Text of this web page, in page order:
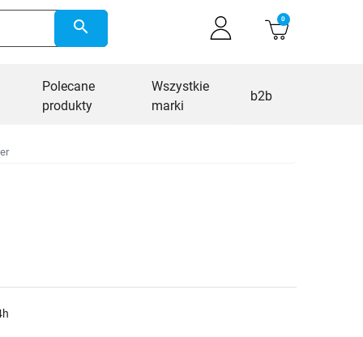
search 0
Polecane
produkty
Wszystkie
marki
b2b